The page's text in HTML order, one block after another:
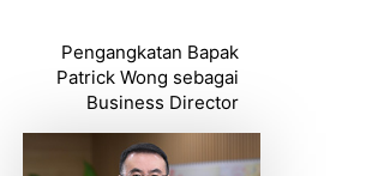
Pengangkatan Bapak
Patrick Wong sebagai
Business Director